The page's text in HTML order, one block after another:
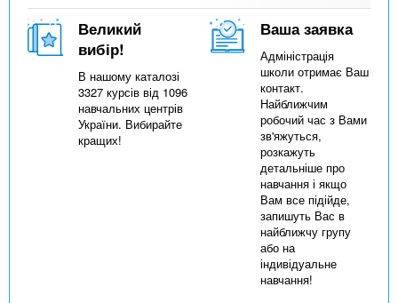
Великий
вибір!
В нашому каталозі
3327 курсів від 1096
навчальних центрів
України. Вибирайте
кращих!
Ваша заявка
Адміністрація
школи отримає Ваш
контакт.
Найближчим
робочий час з Вами
зв'яжуться,
розкажуть
детальніше про
навчання і якщо
Вам все підійде,
запишуть Вас в
найближчу групу
або на
індивідуальне
навчання!